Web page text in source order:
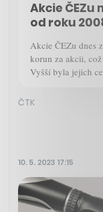
Akcie
od roku
Akcie ČEZu dnes
korun za akcii,
Vyšší byla jejich
ČTK
10. 5. 2023 17:15